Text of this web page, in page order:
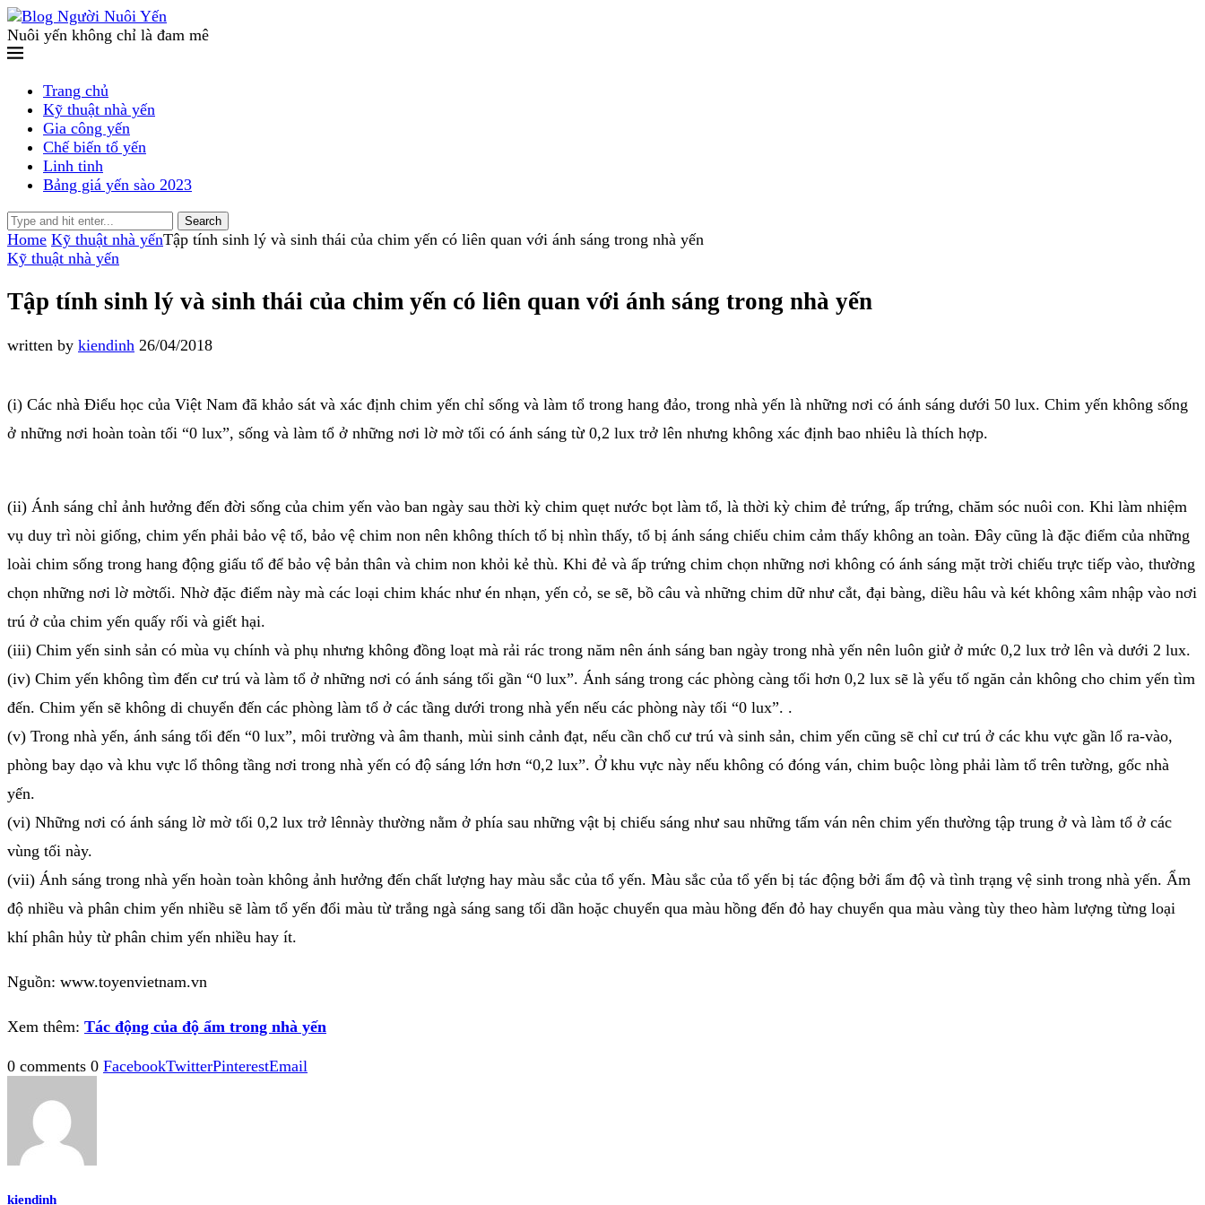
Nuôi yến không chỉ là đam mê
Trang chủ
Kỹ thuật nhà yến
Gia công yến
Chế biến tổ yến
Linh tinh
Bảng giá yến sào 2023
Search
Home Kỹ thuật nhà yếnTập tính sinh lý và sinh thái của chim yến có liên quan với ánh sáng trong nhà yến
Kỹ thuật nhà yến
Tập tính sinh lý và sinh thái của chim yến có liên quan với ánh sáng trong nhà yến
written by kiendinh 26/04/2018
(i) Các nhà Điểu học của Việt Nam đã khảo sát và xác định chim yến chỉ sống và làm tổ trong hang đảo, trong nhà yến là những nơi có ánh sáng dưới 50 lux. Chim yến không sống
ở những nơi hoàn toàn tối “0 lux”, sống và làm tổ ở những nơi lờ mờ tối có ánh sáng từ 0,2 lux trở lên nhưng không xác định bao nhiêu là thích hợp.
(ii) Ánh sáng chỉ ảnh hưởng đến đời sống của chim yến vào ban ngày sau thời kỳ chim quẹt nước bọt làm tổ, là thời kỳ chim đẻ trứng, ấp trứng, chăm sóc nuôi con. Khi làm nhiệm
vụ duy trì nòi giống, chim yến phải bảo vệ tổ, bảo vệ chim non nên không thích tổ bị nhìn thấy, tổ bị ánh sáng chiếu chim cảm thấy không an toàn. Đây cũng là đặc điểm của những
loài chim sống trong hang động giấu tổ để bảo vệ bản thân và chim non khỏi kẻ thù. Khi đẻ và ấp trứng chim chọn những nơi không có ánh sáng mặt trời chiếu trực tiếp vào, thường
chọn những nơi lờ mờtối. Nhờ đặc điểm này mà các loại chim khác như én nhạn, yến cỏ, se sẽ, bồ câu và những chim dữ như cắt, đại bàng, diều hâu và két không xâm nhập vào nơi
trú ở của chim yến quấy rối và giết hại.
(iii) Chim yến sinh sản có mùa vụ chính và phụ nhưng không đồng loạt mà rải rác trong năm nên ánh sáng ban ngày trong nhà yến nên luôn giử ở mức 0,2 lux trở lên và dưới 2 lux.
(iv) Chim yến không tìm đến cư trú và làm tổ ở những nơi có ánh sáng tối gần “0 lux”. Ánh sáng trong các phòng càng tối hơn 0,2 lux sẽ là yếu tố ngăn cản không cho chim yến tìm
đến. Chim yến sẽ không di chuyển đến các phòng làm tổ ở các tầng dưới trong nhà yến nếu các phòng này tối “0 lux”. .
(v) Trong nhà yến, ánh sáng tối đến “0 lux”, môi trường và âm thanh, mùi sinh cảnh đạt, nếu cần chổ cư trú và sinh sản, chim yến cũng sẽ chỉ cư trú ở các khu vực gần lổ ra-vào,
phòng bay dạo và khu vực lổ thông tầng nơi trong nhà yến có độ sáng lớn hơn “0,2 lux”. Ở khu vực này nếu không có đóng ván, chim buộc lòng phải làm tổ trên tường, gốc nhà
yến.
(vi) Những nơi có ánh sáng lờ mờ tối 0,2 lux trở lênnày thường nằm ở phía sau những vật bị chiếu sáng như sau những tấm ván nên chim yến thường tập trung ở và làm tổ ở các
vùng tối này.
(vii) Ánh sáng trong nhà yến hoàn toàn không ảnh hưởng đến chất lượng hay màu sắc của tổ yến. Màu sắc của tổ yến bị tác động bởi ẩm độ và tình trạng vệ sinh trong nhà yến. Ẩm
độ nhiều và phân chim yến nhiều sẽ làm tổ yến đổi màu từ trắng ngà sáng sang tối dần hoặc chuyển qua màu hồng đến đỏ hay chuyển qua màu vàng tùy theo hàm lượng từng loại
khí phân hủy từ phân chim yến nhiều hay ít.
Nguồn: www.toyenvietnam.vn
Xem thêm: Tác động của độ ẩm trong nhà yến
0 comments 0 FacebookTwitterPinterestEmail
kiendinh